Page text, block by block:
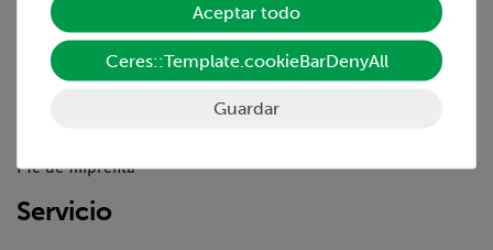
Aviso lega
Condiciones comerciales generales
Pie de imprenta
Servicio
Aceptar todo
Ceres::Template.cookieBarDenyAll
Guardar